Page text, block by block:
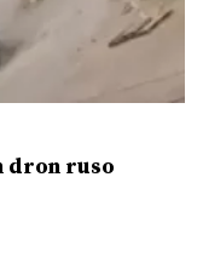
dron ruso